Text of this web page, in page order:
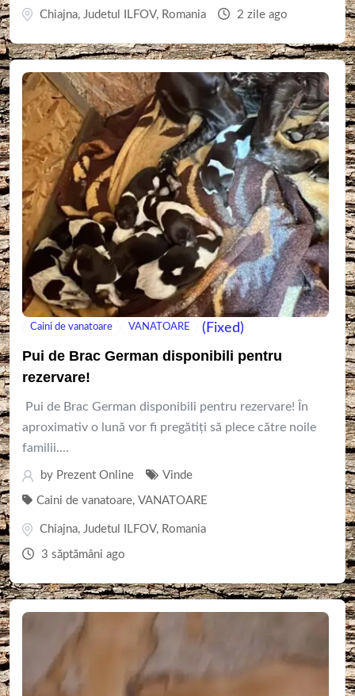
Chiajna, Judetul ILFOV, Romania 2 zile ago
Caini de vanatoare VANATOARE (Fixed)
Pui de Brac German disponibili pentru
rezervare!
Pui de Brac German disponibili pentru rezervare! În
aproximativ o lună vor fi pregătiți să plece către noile
familii....
by Prezent Online Vinde
Caini de vanatoare, VANATOARE
Chiajna, Judetul ILFOV, Romania
3 săptămâni ago